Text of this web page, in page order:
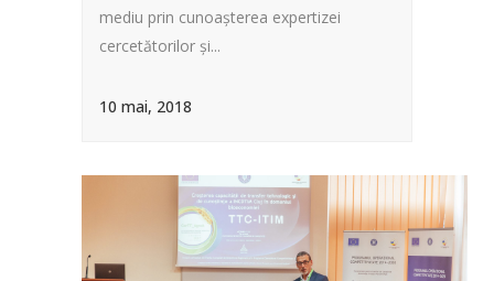
mediu prin cunoașterea expertizei
cercetătorilor și...
10 mai, 2018